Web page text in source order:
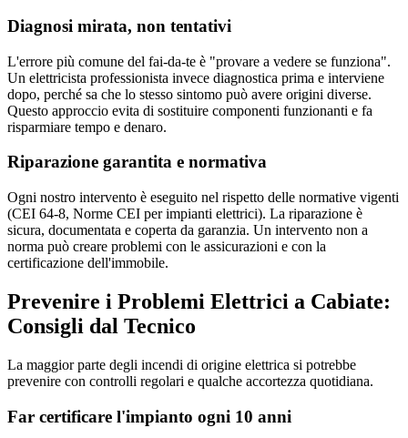
Diagnosi mirata, non tentativi
L'errore più comune del fai-da-te è "provare a vedere se funziona".
Un elettricista professionista invece diagnostica prima e interviene
dopo, perché sa che lo stesso sintomo può avere origini diverse.
Questo approccio evita di sostituire componenti funzionanti e fa
risparmiare tempo e denaro.
Riparazione garantita e normativa
Ogni nostro intervento è eseguito nel rispetto delle normative vigenti
(CEI 64-8, Norme CEI per impianti elettrici). La riparazione è
sicura, documentata e coperta da garanzia. Un intervento non a
norma può creare problemi con le assicurazioni e con la
certificazione dell'immobile.
Prevenire i Problemi Elettrici a Cabiate:
Consigli dal Tecnico
La maggior parte degli incendi di origine elettrica si potrebbe
prevenire con controlli regolari e qualche accortezza quotidiana.
Far certificare l'impianto ogni 10 anni